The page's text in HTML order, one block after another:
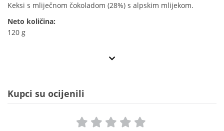
Keksi s mliječnom čokoladom (28%) s alpskim mlijekom.
Neto količina:
120 g
Kupci su ocijenili